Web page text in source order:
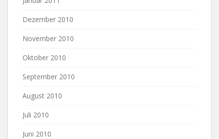
Dezember 2010
November 2010
Oktober 2010
September 2010
August 2010
Juli 2010
Juni 2010